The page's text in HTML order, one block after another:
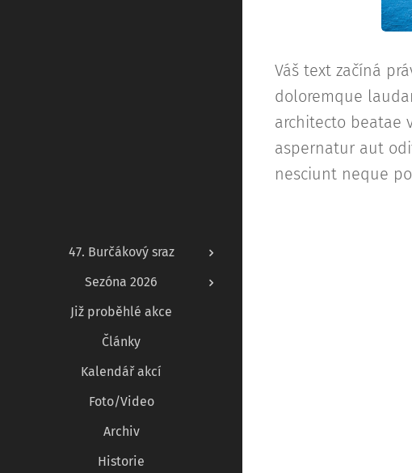
47. Burčákový sraz
Sezóna 2026
Již proběhlé akce
Články
Kalendář akcí
Foto/Video
Archiv
Historie
Váš text začíná
doloremque
architecto beatae
aspernatur aut
nesciunt neque